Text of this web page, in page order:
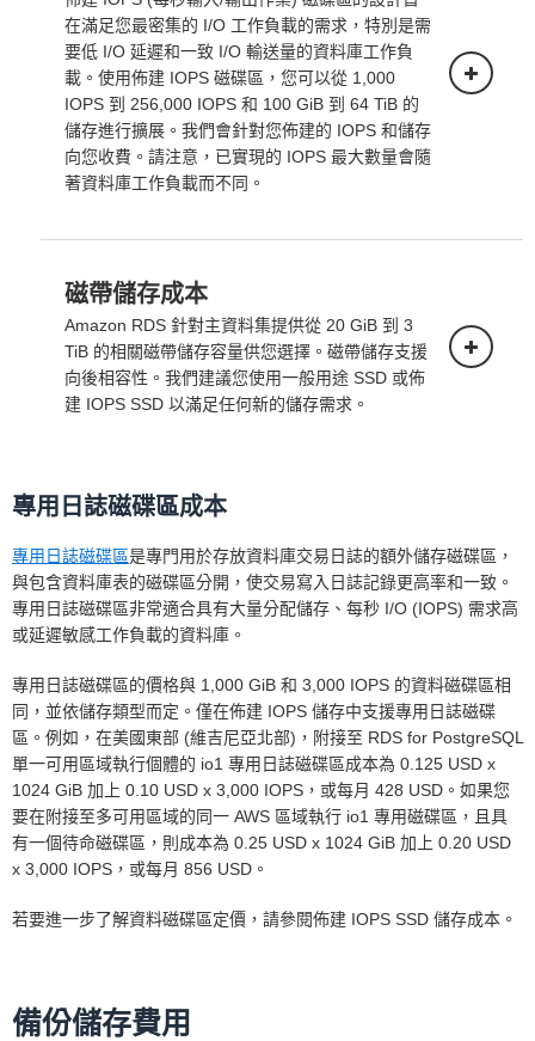
下面的定價適用於在單一可用區域部署的資
料庫執行個體。
多可用區部署 (一個備用)
多可用區部署 (兩個可讀備用)
在滿足您最密集的 I/O 工作負載的需求，特別是需
要低 I/O 延遲和一致 I/O 輸送量的資料庫工作負
載。使用佈建 IOPS 磁碟區，您可以從 1,000
IOPS 到 256,000 IOPS 和 100 GiB 到 64 TiB 的
儲存進行擴展。我們會針對您佈建的 IOPS 和儲存
向您收費。請注意，已實現的 IOPS 最大數量會隨
著資料庫工作負載而不同。
單一可用區部署
下面的定價適用於在單一可用區域部署的資
料庫執行個體。
多可用區域部署 (一個備用)
磁帶儲存成本
Amazon RDS 針對主資料集提供從 20 GiB 到 3
TiB 的相關磁帶儲存容量供您選擇。磁帶儲存支援
向後相容性。我們建議您使用一般用途 SSD 或佈
建 IOPS SSD 以滿足任何新的儲存需求。
單一可用區部署
多可用區部署
專用日誌磁碟區成本
專用日誌磁碟區是專門用於存放資料庫交易日誌的額外儲存磁碟區，
與包含資料庫表的磁碟區分開，使交易寫入日誌記錄更高率和一致。
專用日誌磁碟區非常適合具有大量分配儲存、每秒 I/O (IOPS) 需求高
或延遲敏感工作負載的資料庫。
專用日誌磁碟區的價格與 1,000 GiB 和 3,000 IOPS 的資料磁碟區相
同，並依儲存類型而定。僅在佈建 IOPS 儲存中支援專用日誌磁碟
區。例如，在美國東部 (維吉尼亞北部)，附接至 RDS for PostgreSQL
單一可用區域執行個體的 io1 專用日誌磁碟區成本為 0.125 USD x
1024 GiB 加上 0.10 USD x 3,000 IOPS，或每月 428 USD。如果您
要在附接至多可用區域的同一 AWS 區域執行 io1 專用磁碟區，且具
有一個待命磁碟區，則成本為 0.25 USD x 1024 GiB 加上 0.20 USD
x 3,000 IOPS，或每月 856 USD。
若要進一步了解資料磁碟區定價，請參閱佈建 IOPS SSD 儲存成本。
備份儲存費用